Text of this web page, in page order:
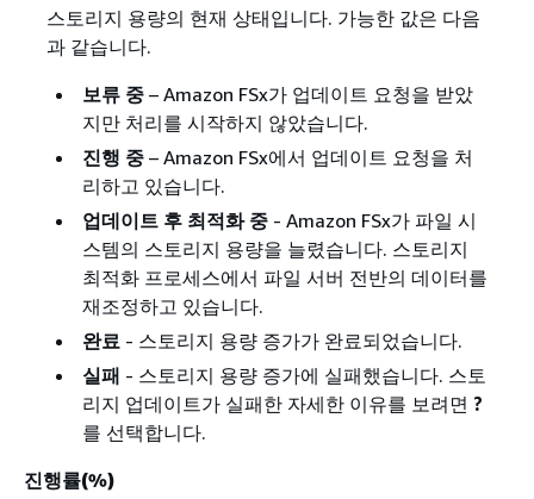
스토리지 용량의 현재 상태입니다. 가능한 값은 다음
과 같습니다.
보류 중– Amazon FSx가 업데이트 요청을 받았
지만 처리를 시작하지 않았습니다.
진행 중– Amazon FSx에서 업데이트 요청을 처
리하고 있습니다.
업데이트 후 최적화 중- Amazon FSx가 파일 시
스템의 스토리지 용량을 늘렸습니다. 스토리지
최적화 프로세스에서 파일 서버 전반의 데이터를
재조정하고 있습니다.
완료- 스토리지 용량 증가가 완료되었습니다.
실패 - 스토리지 용량 증가에 실패했습니다. 스토
리지 업데이트가 실패한 자세한 이유를 보려면 ?
를 선택합니다.
진행률(%)